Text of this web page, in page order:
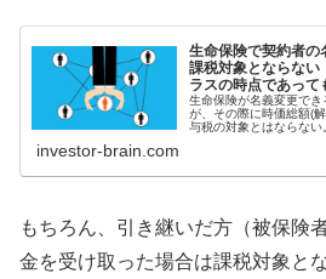
生命保険で契約者の
課税対象とならない
ラスの時点であって
生命保険が名義変更で
が、その際に時価総額(
与税の対象とはならない
ョアの保険の場合には
investor-brain.com
もちろん、引き継いだ方（被保険
金を受け取った場合は課税対象と